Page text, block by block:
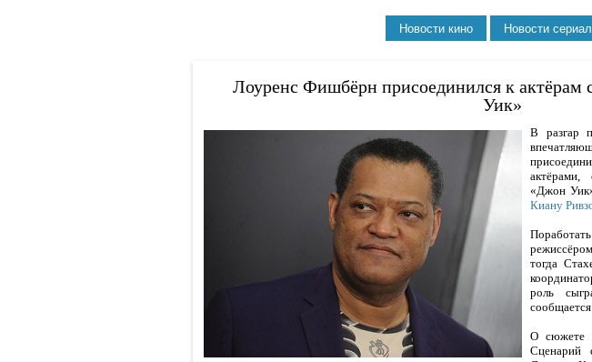
Лоуренс Фишбёрн присоединился к актёрам
Уик»
В разгар
актёрами,
«Джон
Киану
тогда
роль
О сюжете
Сценарий